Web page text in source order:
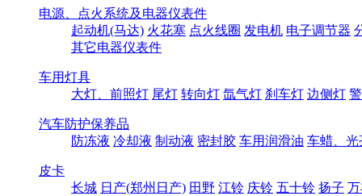
电源、点火系统及电器仪表件
起动机(马达) 火花塞 点火线圈 发电机 电子调节器
其它电器仪表件
车用灯具
大灯、前照灯 尾灯 转向灯 氙气灯 刹车灯 边侧灯
汽车防护保养品
防冻液 冷却液 制动液 密封胶 车用润滑油 车蜡、光
皮卡
长城 日产(郑州日产) 田野 江铃 庆铃 五十铃 扬子